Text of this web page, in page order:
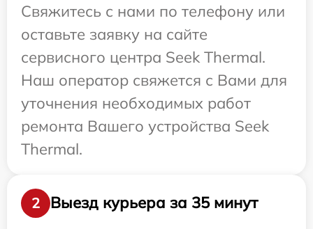
Свяжитесь с нами по телефону или
оставьте заявку на сайте
сервисного центра Seek Thermal.
Наш оператор свяжется с Вами для
уточнения необходимых работ
ремонта Вашего устройства Seek
Thermal.
2
Выезд курьера за 35 минут